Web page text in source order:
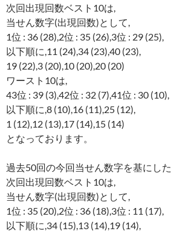
次回出現回数ベスト10は,
当せん数字(出現回数)として,
1位 : 36 (28),2位 : 35 (26),3位 : 29 (25),
以下順に,11 (24),34 (23),40 (23),
19 (22),3 (20),10 (20),20 (20)
ワースト10は,
43位 : 39 (3),42位 : 32 (7),41位 : 30 (10),
以下順に,8 (10),16 (11),25 (12),
1 (12),12 (13),17 (14),15 (14)
となっております。
過去50回の今回当せん数字を基にした
次回出現回数ベスト10は,
当せん数字(出現回数)として,
1位 : 35 (20),2位 : 36 (18),3位 : 11 (17),
以下順に,34 (15),13 (14),19 (14),